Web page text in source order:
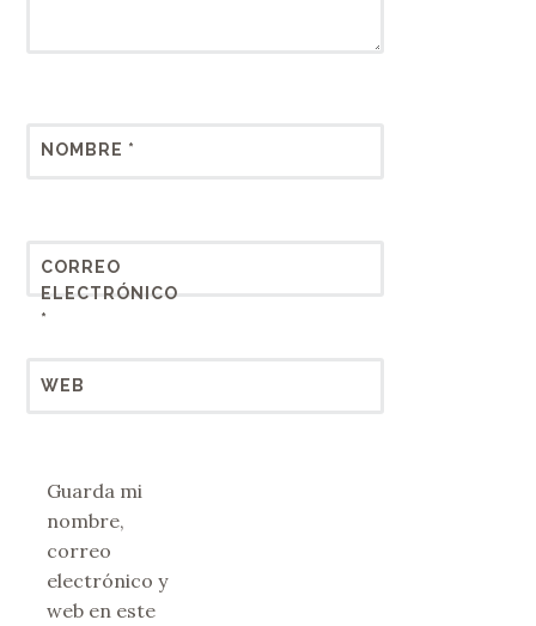
NOMBRE *
CORREO
ELECTRÓNICO
*
WEB
Guarda mi
nombre,
correo
electrónico y
web en este